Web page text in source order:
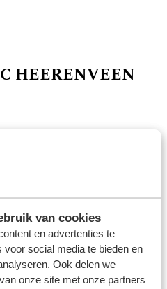
van cookies
en advertenties te
social media te bieden en
Ook delen we
onze site met onze partners
HEERENVEEN